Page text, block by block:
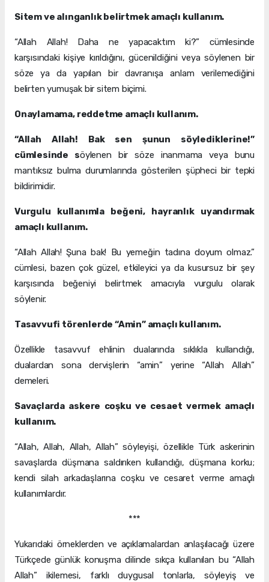
Sitem ve alınganlık belirtmek amaçlı kullanım.
“Allah Allah! Daha ne yapacaktım ki?” cümlesinde
karşısındaki kişiye kırıldığını, gücenildiğini veya söylenen bir
söze ya da yapılan bir davranışa anlam verilemediğini
belirten yumuşak bir sitem biçimi.
Onaylamama, reddetme amaçlı kullanım.
“Allah Allah! Bak sen şunun söylediklerine!”
cümlesinde söylenen bir söze inanmama veya bunu
mantıksız bulma durumlarında gösterilen şüpheci bir tepki
bildirimidir.
Vurgulu kullanımla beğeni, hayranlık uyandırmak
amaçlı kullanım.
“Allah Allah! Şuna bak! Bu yemeğin tadına doyum olmaz.”
cümlesi, bazen çok güzel, etkileyici ya da kusursuz bir şey
karşısında beğeniyi belirtmek amacıyla vurgulu olarak
söylenir.
Tasavvufi törenlerde “Amin” amaçlı kullanım.
Özellikle tasavvuf ehlinin dualarında sıklıkla kullandığı,
dualardan sona dervişlerin “amin” yerine “Allah Allah”
demeleri.
Savaçlarda askere coşku ve cesaet vermek amaçlı
kullanım.
“Allah, Allah, Allah, Allah” söyleyişi, özellikle Türk askerinin
savaşlarda düşmana saldırıken kullandığı, düşmana korku;
kendi silah arkadaşlarına coşku ve cesaret verme amaçlı
kullanımlardır.
***
Yukarıdaki örneklerden ve açıklamalardan anlaşılacağı üzere
Türkçede günlük konuşma dilinde sıkça kullanılan bu “Allah
Allah” ikilemesi, farklı duygusal tonlarla, söyleyiş ve